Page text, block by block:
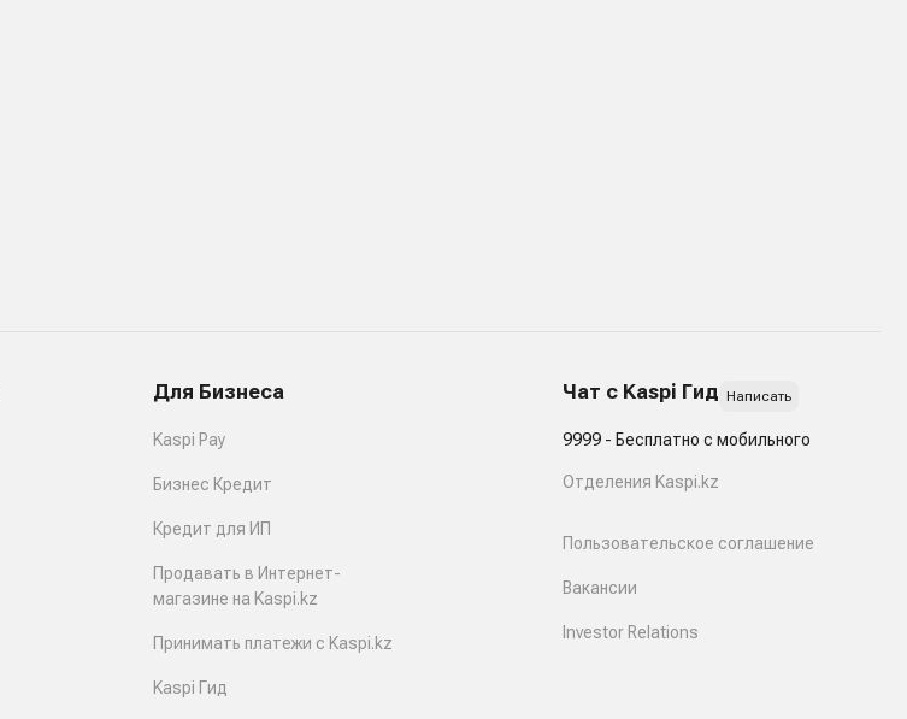
Для Бизнеса
Kaspi Pay
Бизнес Кредит
Кредит для ИП
Продавать в Интернет-
магазине на Kaspi.kz
Принимать платежи с Kaspi.kz
Kaspi Гид
Чат с Kaspi Гид Написать
9999 - Бесплатно с мобильного
Отделения Kaspi.kz
Пользовательское соглашение
Вакансии
Investor Relations